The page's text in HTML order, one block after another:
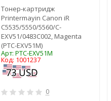
Тонер-картридж
Printermayin Canon iR
C5535/5550/5560/C-
EXV51/0483C002, Magenta
(PTC-EXV51M)
Арт: PTC-EXV51M
Код: 1001237
0